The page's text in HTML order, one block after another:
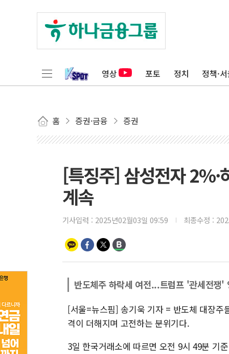
영상 포토 정치 정책·
홈 증권·금융 증권
[특징주] 삼성전자
계속
기사입력 : 2025년02월03일 09:59 최종수정 :
반도체주 하락세 여전...트럼프 '관세전쟁'
[서울=뉴스핌] 송기욱 기자 = 반도체 대장
격이 더해지며 고전하는 분위기다.
3일 한국거래소에 따르면 오전 9시 49분 기